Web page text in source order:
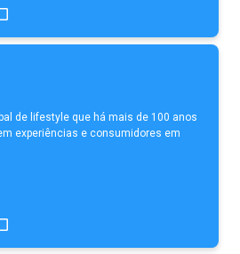
de lifestyle que há mais de 100 anos
experiências e consumidores em